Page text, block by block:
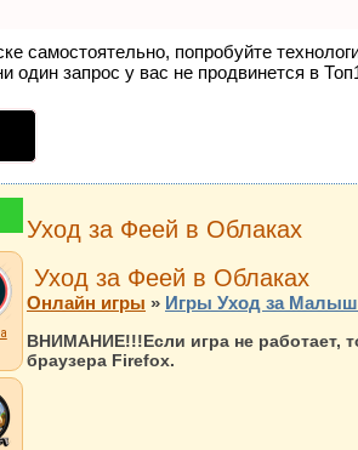
самостоятельно, попробуйте
запрос у вас не продвинется в
Уход за Феей в Облаках
Уход за Феей в Облаках
Онлайн игры » Игры Уход за
ВНИМАНИЕ!!!Если игра не работает,
браузера Firefox.